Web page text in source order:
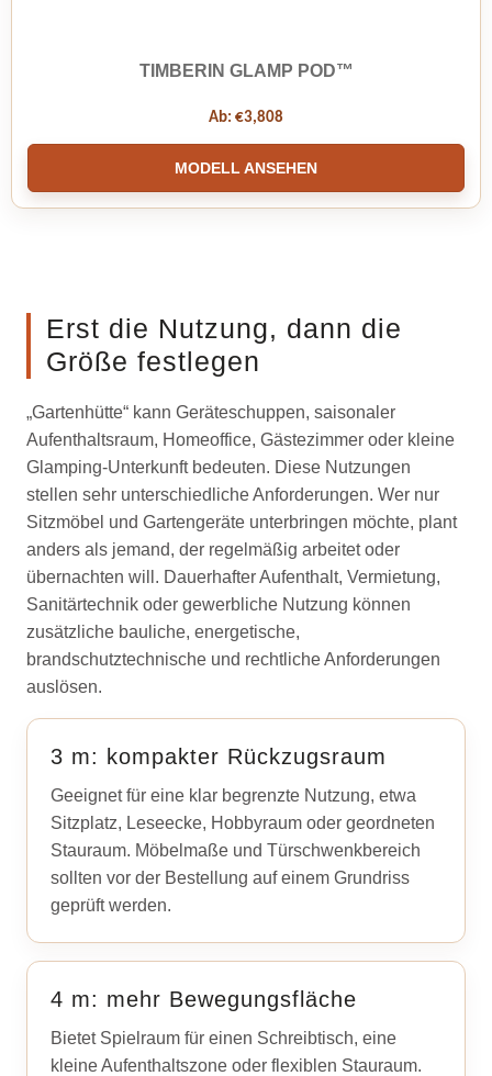
TIMBERIN GLAMP POD™
Ab: €3,808
MODELL ANSEHEN
Erst die Nutzung, dann die
Größe festlegen
„Gartenhütte“ kann Geräteschuppen, saisonaler
Aufenthaltsraum, Homeoffice, Gästezimmer oder kleine
Glamping-Unterkunft bedeuten. Diese Nutzungen
stellen sehr unterschiedliche Anforderungen. Wer nur
Sitzmöbel und Gartengeräte unterbringen möchte, plant
anders als jemand, der regelmäßig arbeitet oder
übernachten will. Dauerhafter Aufenthalt, Vermietung,
Sanitärtechnik oder gewerbliche Nutzung können
zusätzliche bauliche, energetische,
brandschutztechnische und rechtliche Anforderungen
auslösen.
3 m: kompakter Rückzugsraum
Geeignet für eine klar begrenzte Nutzung, etwa
Sitzplatz, Leseecke, Hobbyraum oder geordneten
Stauraum. Möbelmaße und Türschwenkbereich
sollten vor der Bestellung auf einem Grundriss
geprüft werden.
4 m: mehr Bewegungsfläche
Bietet Spielraum für einen Schreibtisch, eine
kleine Aufenthaltszone oder flexiblen Stauraum.